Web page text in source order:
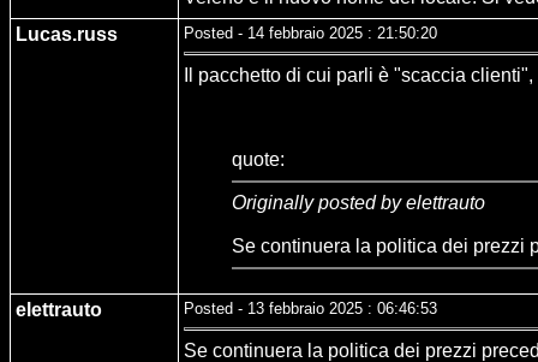
Lucas.russ
Posted - 14 febbraio 2025 : 21:50:20
Il pacchetto di cui parli è "scaccia
quote:
Originally posted by elettrauto
Se continuera la politica dei prezzi
elettrauto Posted - 13 febbraio 2025 : 06:46:53
Se continuera la politica dei prezzi